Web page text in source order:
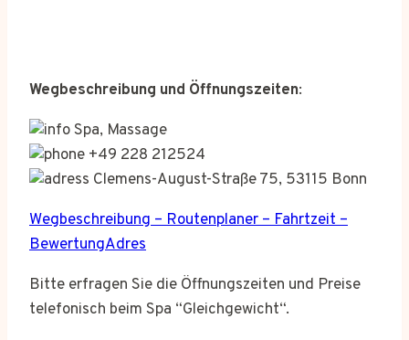
Wegbeschreibung und Öffnungszeiten:
Spa, Massage
+49 228 212524
Clemens-August-Straße 75, 53115 Bonn
Wegbeschreibung – Routenplaner – Fahrtzeit –
BewertungAdres
Bitte erfragen Sie die Öffnungszeiten und Preise
telefonisch beim Spa “Gleichgewicht“.